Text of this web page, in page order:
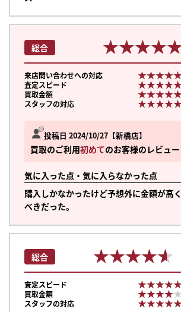
投稿日 2024/10/27 新橋店
買取のご利用初めてのお客様のレビュー
気に入った点・気に入らなかった点
購入しかなかったけど予想外に金額が高
べきだった。
総合
来店問い合わせへの対応
査定スピード
買取金額
スタッフの対応
総合 ★★★★★
★★★★★
査定スピード
買取金額
★★★★★
★★★★★
スタッフの対応